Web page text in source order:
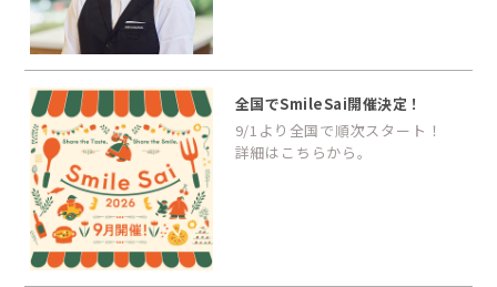
全国でSmileSai開催決定！
9/1より全国で順次スタート！
詳細はこちらから。